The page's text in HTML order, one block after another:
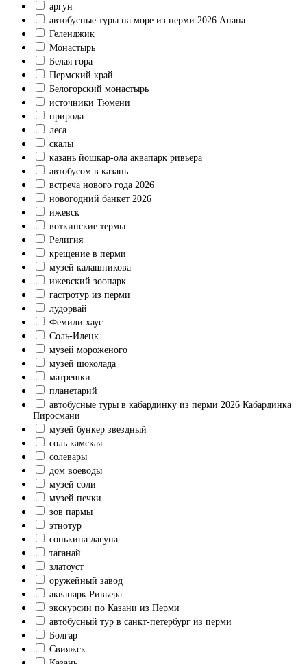
аргун
автобусные туры на море из перми 2026 Анапа
Геленджик
Монастырь
Белая гора
Пермский край
Белогорский монастырь
источники Тюмени
природа
леса
скалы
казань йошкар-ола аквапарк ривьера
автобусом в казань
встреча нового года 2026
новогодний банкет 2026
ижевск
воткинские термы
Религия
крещение в перми
музей калашникова
ижевский зоопарк
гастротур из перми
лудорвай
Фемили хаус
Соль-Илецк
музей мороженого
музей шоколада
матрешки
планетарий
автобусные туры в кабардинку из перми 2026 Кабардинка
Пиросмани
музей бункер звездный
соль камская
солевары
дом воеводы
музей соли
музей печки
зов пармы
этнотур
сонькина лагуна
таганай
златоуст
оружейный завод
аквапарк Ривьера
экскурсии по Казани из Перми
автобусный тур в санкт-петербург из перми
Болгар
Свияжск